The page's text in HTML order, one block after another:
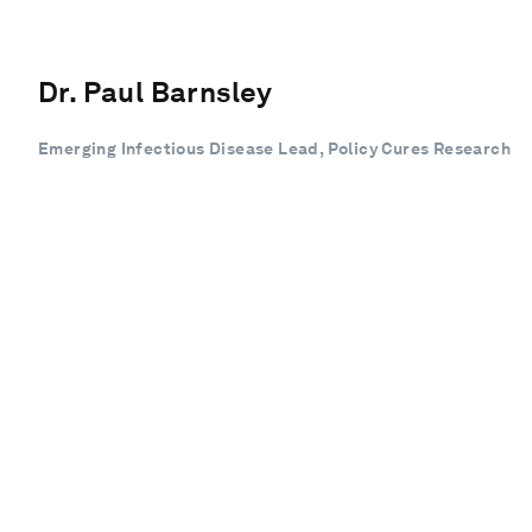
Dr. Paul Barnsley
Emerging Infectious Disease Lead, Policy Cures Research